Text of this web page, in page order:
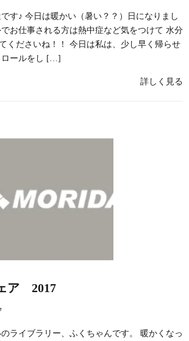
す♪ 今日は暖かい（暑い？？）日になりまし
お仕事される方は熱中症など気をつけて 水分
くださいね！！ 今日は私は、少し早く帰らせ
ロールをし […]
詳しく見る
ア 2017
ライブラリー、ふくちゃんです。 暖かくなっ